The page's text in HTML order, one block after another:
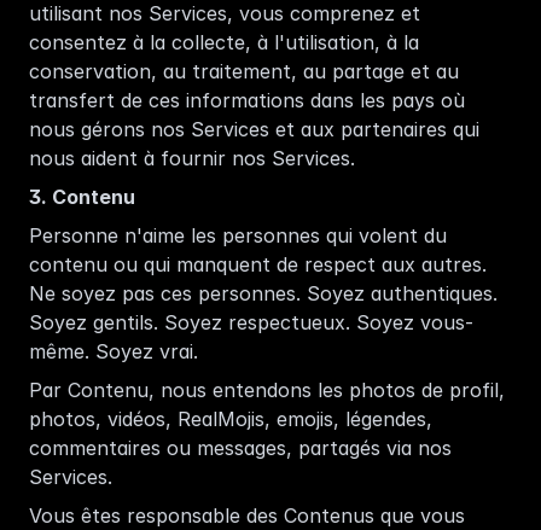
utilisant nos Services, vous comprenez et
consentez à la collecte, à l'utilisation, à la
conservation, au traitement, au partage et au
transfert de ces informations dans les pays où
nous gérons nos Services et aux partenaires qui
nous aident à fournir nos Services.
3. Contenu
Personne n'aime les personnes qui volent du
contenu ou qui manquent de respect aux autres.
Ne soyez pas ces personnes. Soyez authentiques.
Soyez gentils. Soyez respectueux. Soyez vous-
même. Soyez vrai.
Par Contenu, nous entendons les photos de profil,
photos, vidéos, RealMojis, emojis, légendes,
commentaires ou messages, partagés via nos
Services.
Vous êtes responsable des Contenus que vous